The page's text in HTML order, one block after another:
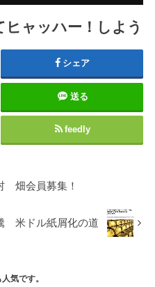
ャッハー！しよう
シェア
送る
feedly
畑会員募集！
米ドル紙屑化の道
気です。